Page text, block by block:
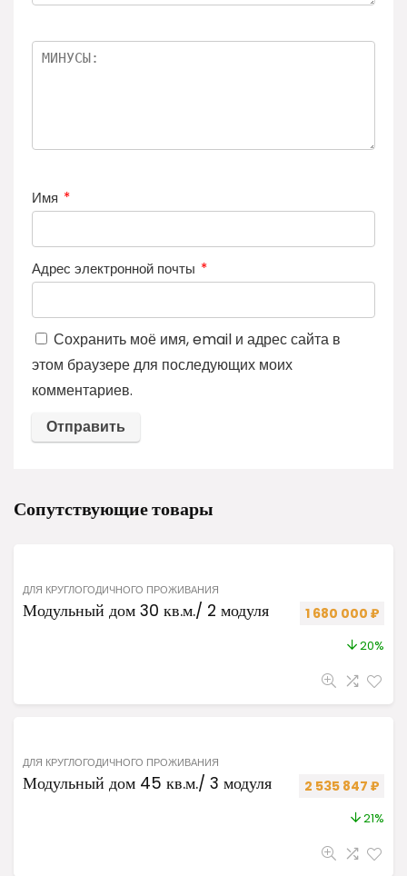
Имя *
Адрес электронной почты *
Сохранить моё имя, email и адрес сайта в
этом браузере для последующих моих
комментариев.
Сопутствующие товары
ДЛЯ КРУГЛОГОДИЧНОГО ПРОЖИВАНИЯ
Модульный дом 30 кв.м./ 2 модуля 1 680 000 ₽
20%
ДЛЯ КРУГЛОГОДИЧНОГО ПРОЖИВАНИЯ
Модульный дом 45 кв.м./ 3 модуля 2 535 847 ₽
21%